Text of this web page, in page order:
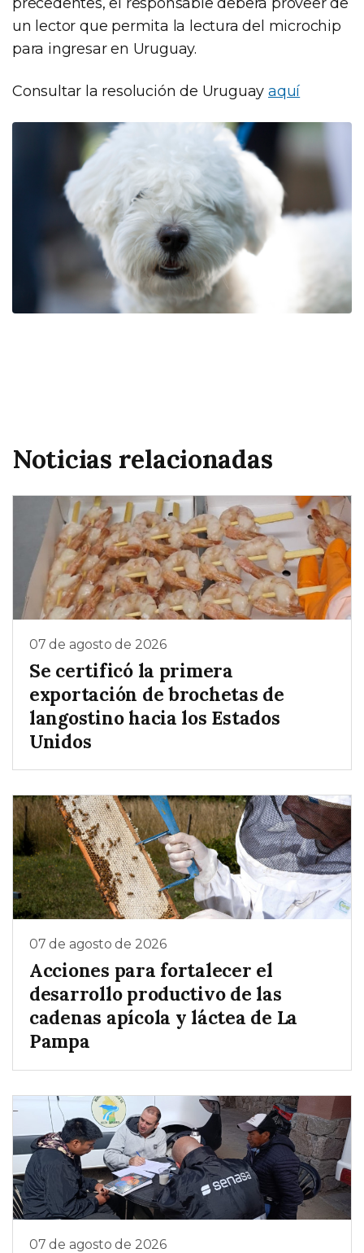
un lector que permita la lectura del microchip
para ingresar en Uruguay.
Consultar la resolución de Uruguay aquí
Noticias relacionadas
07 de agosto de 2026
Se certificó la primera
exportación de brochetas de
langostino hacia los Estados
Unidos
07 de agosto de 2026
Acciones para fortalecer el
desarrollo productivo de las
cadenas apícola y láctea de La
Pampa
07 de agosto de 2026